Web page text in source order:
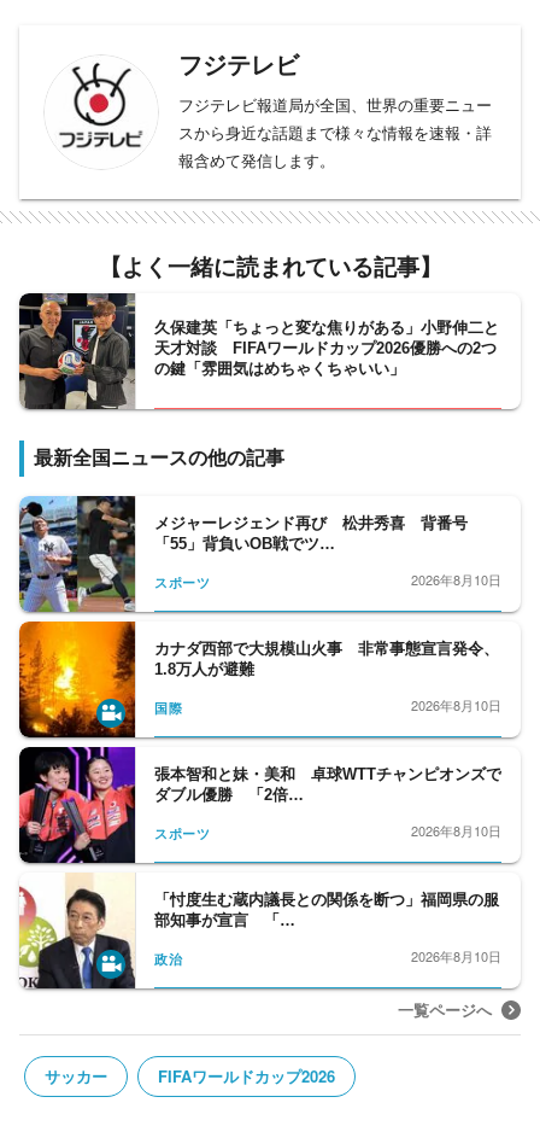
フジテレビ
フジテレビ報道局が全国、世界の重要ニュー
スから身近な話題まで様々な情報を速報・詳
報含めて発信します。
【よく一緒に読まれている記事】
久保建英「ちょっと変な焦りがある」小野伸二と
天才対談 FIFAワールドカップ2026優勝への2つ
の鍵「雰囲気はめちゃくちゃいい」
最新全国ニュースの他の記事
メジャーレジェンド再び 松井秀喜 背番号
「55」背負いOB戦でツ…
スポーツ 2026年8月10日
カナダ西部で大規模山火事 非常事態宣言発令、
1.8万人が避難
国際 2026年8月10日
張本智和と妹・美和 卓球WTTチャンピオンズで
ダブル優勝 「2倍…
スポーツ 2026年8月10日
「忖度生む蔵内議長との関係を断つ」福岡県の服
部知事が宣言 「…
政治 2026年8月10日
一覧ページへ
サッカー FIFAワールドカップ2026